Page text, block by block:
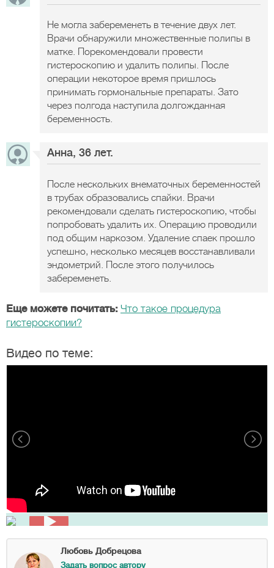
Не могла забеременеть в течение двух лет.
Врачи обнаружили множественные полипы в
матке. Порекомендовали провести
гистероскопию и удалить полипы. После
операции некоторое время пришлось
принимать гормональные препараты. Зато
через полгода наступила долгожданная
беременность.
Анна, 36 лет.
После нескольких внематочных беременностей
в трубах образовались спайки. Врачи
рекомендовали сделать гистероскопию, чтобы
попробовать удалить их. Операцию проводили
под общим наркозом. Удаление спаек прошло
успешно, несколько месяцев восстанавливали
эндометрий. После этого получилось
забеременеть.
Еще можете почитать: Что такое процедура
гистероскопии?
Видео по теме:
Любовь Добрецова
Задать вопрос автору